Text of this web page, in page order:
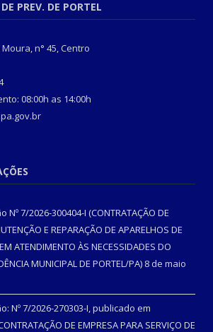
PREV. DE PORTEL
n° 45, Centro
08:00h as 14:00h
7/2026-300404-I (CONTRATAÇÃO DE
E REPARAÇÃO DE APARELHOS DE
ATENDIMENTO ÀS NECESSIDADES DO
MUNICIPAL DE PORTEL/PA) 8 de maio
Nº 7/2026-270303-I, publicado em
DE EMPRESA PARA SERVIÇO DE